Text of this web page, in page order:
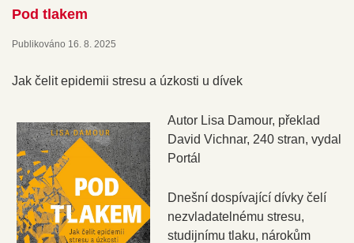
Pod tlakem
Publikováno 16. 8. 2025
Jak čelit epidemii stresu a úzkosti u dívek
Autor Lisa Damour, překlad
David Vichnar, 240 stran, vydal
Portál
Dnešní dospívající dívky čelí
nezvladatelnému stresu,
studijnímu tlaku, nárokům